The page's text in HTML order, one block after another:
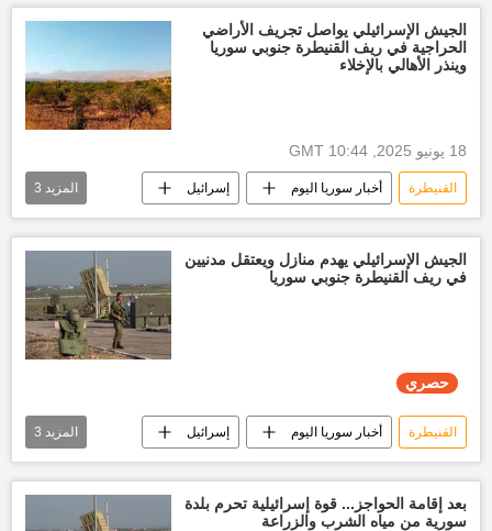
العالم العربي الجولان أحمد الشرع
نتياهو
الجيش الإسرائيلي يواصل تجريف الأراضي
الحراجية في ريف القنيطرة جنوبي سوريا
وينذر الأهالي بالإخلاء
18 يونيو 2025, 10:44 GMT
القنيطرة أخبار سوريا اليوم إسرائيل
الأراضي السورية هدم العالم العربي
المزيد 3
الجيش الإسرائيلي يهدم منازل ويعتقل مدنيين
في ريف القنيطرة جنوبي سوريا
حصري
القنيطرة أخبار سوريا اليوم إسرائيل
هدم تقارير سبوتنيك حصري
المزيد 3
بعد إقامة الحواجز... قوة إسرائيلية تحرم بلدة
سورية من مياه الشرب والزراعة